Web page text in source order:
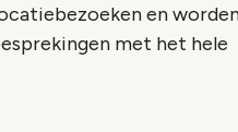
en
met het hele